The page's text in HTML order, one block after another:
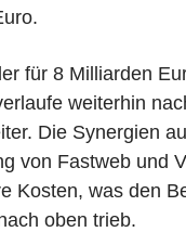
für 8 Milliarden
weiterhin
Die Synergien
von Fastweb und
Kosten, was den
oben trieb.